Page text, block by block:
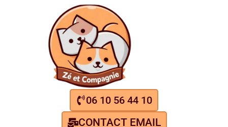
06 10 56 44 10
CONTACT EMAIL